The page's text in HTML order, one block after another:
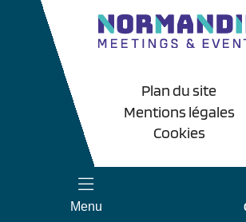
Menu
Plan du site
Mentions légales
Cookies